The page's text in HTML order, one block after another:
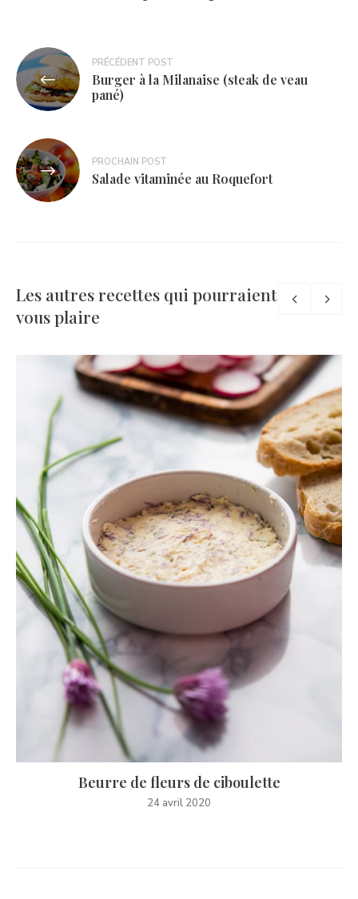
Navigation
de
l’article
PRÉCÉDENT POST
Burger à la Milanaise (steak de veau
pané)
PROCHAIN POST
Salade vitaminée au Roquefort
Les autres recettes qui pourraient
vous plaire
Beurre de fleurs de ciboulette
24 avril 2020